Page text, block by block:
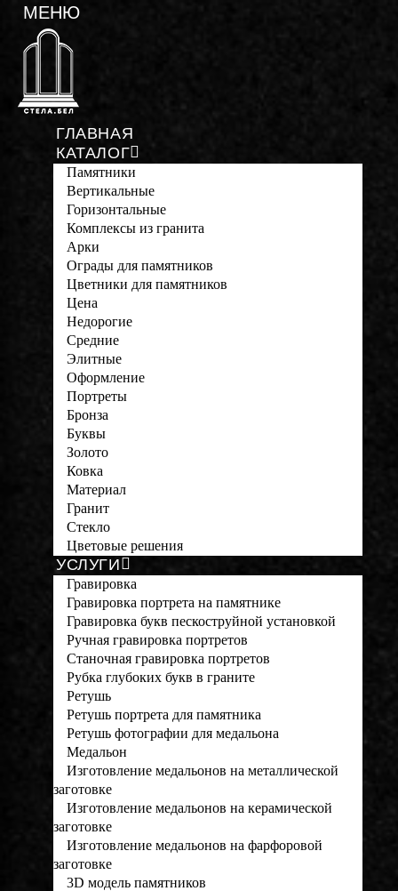
ГЛАВНАЯ
КАТАЛОГ
Памятники
Вертикальные
Горизонтальные
Комплексы из гранита
Арки
Ограды для памятников
Цветники для памятников
Цена
Недорогие
Средние
Элитные
Оформление
Портреты
Бронза
Буквы
Золото
Ковка
Материал
Гранит
Стекло
Цветовые решения
УСЛУГИ
Гравировка
Гравировка портрета на памятнике
Гравировка букв пескоструйной установкой
Ручная гравировка портретов
Станочная гравировка портретов
Рубка глубоких букв в граните
Ретушь
Ретушь портрета для памятника
Ретушь фотографии для медальона
Медальон
Изготовление медальонов на металлической
заготовке
Изготовление медальонов на керамической
заготовке
Изготовление медальонов на фарфоровой
заготовке
3D модель памятников